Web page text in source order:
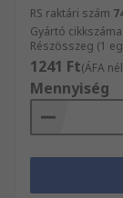
RS raktári szám
Gyártó cikkszáma
Részösszeg (1
1241 Ft(ÁFA
Mennyiség